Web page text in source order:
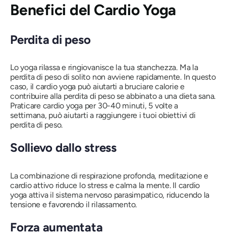
Benefici del Cardio Yoga
Perdita di peso
Lo yoga rilassa e ringiovanisce la tua stanchezza. Ma la
perdita di peso di solito non avviene rapidamente. In questo
caso, il cardio yoga può aiutarti a bruciare calorie e
contribuire alla perdita di peso se abbinato a una dieta sana.
Praticare cardio yoga per 30-40 minuti, 5 volte a
settimana, può aiutarti a raggiungere i tuoi obiettivi di
perdita di peso.
Sollievo dallo stress
La combinazione di respirazione profonda, meditazione e
cardio attivo riduce lo stress e calma la mente. Il cardio
yoga attiva il sistema nervoso parasimpatico, riducendo la
tensione e favorendo il rilassamento.
Forza aumentata